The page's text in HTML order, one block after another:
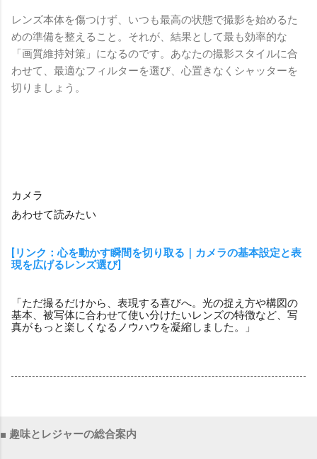
レンズ本体を傷つけず、いつも最高の状態で撮影を始めるた
めの準備を整えること。それが、結果として最も効率的な
「画質維持対策」になるのです。あなたの撮影スタイルに合
わせて、最適なフィルターを選び、心置きなくシャッターを
切りましょう。
カメラ
あわせて読みたい
[リンク：心を動かす瞬間を切り取る｜カメラの基本設定と表
現を広げるレンズ選び]
「ただ撮るだけから、表現する喜びへ。光の捉え方や構図の
基本、被写体に合わせて使い分けたいレンズの特徴など、写
真がもっと楽しくなるノウハウを凝縮しました。」
■ 趣味とレジャーの総合案内